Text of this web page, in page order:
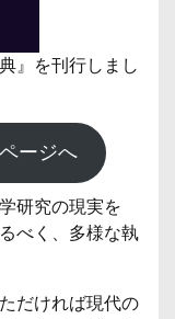
』を刊行しまし
ージへ
研究の現実を
べく、多様な執
だければ現代の